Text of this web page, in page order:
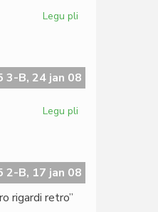
Legu pli
3-B, 24 jan 08
Legu pli
Claude
Piron
2-B, 17 jan 08
rigardi retro”